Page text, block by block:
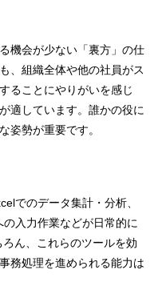
機会が少ない「裏方」の仕
、組織全体や他の社員がス
ることにやりがいを感じ
適しています。誰かの役に
姿勢が重要です。
でのデータ集計・分析、
入力作業などが日常的に
ん、これらのツールを効
務処理を進められる能力は